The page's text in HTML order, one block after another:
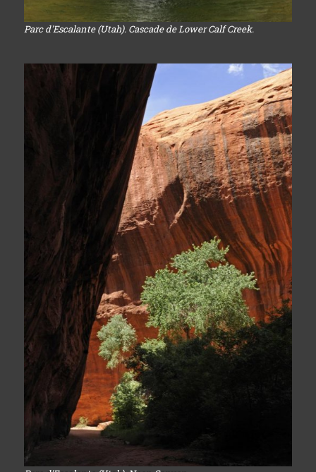
Parc d'Escalante (Utah). Cascade de Lower Calf Creek.